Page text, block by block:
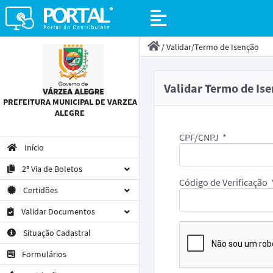
PREFEITURA MUNICIPAL DE VARZEA
ALEGRE
Início
2ª Via de Boletos
Certidões
Validar Documentos
Situação Cadastral
Formulários
/Validar/Termo de Isenção
Validar Termo de
CPF/CNPJ *
Código de Verificação